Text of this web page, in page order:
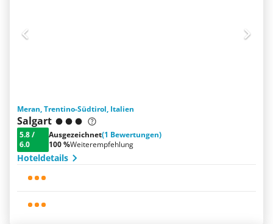
Meran, Trentino-Südtirol, Italien
Salgart
5.8/
6.0
Ausgezeichnet(1 Bewertungen)
100 %Weiterempfehlung
Hoteldetails